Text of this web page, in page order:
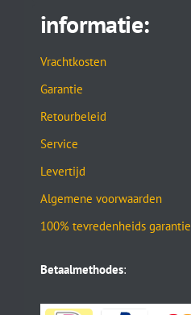
informatie:
Vrachtkosten
Garantie
Retourbeleid
Service
Levertijd
Algemene voorwaarden
100% tevredenheids garantie
Betaalmethodes: